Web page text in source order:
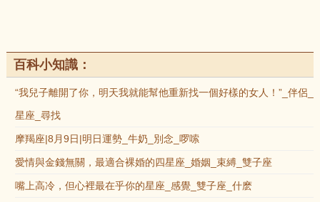
百科小知識：
“我兒子離開了你，明天我就能幫他重新找一個好樣的女人！”_伴侶_
星座_尋找
摩羯座|8月9日|明日運勢_牛奶_別念_啰嗦
愛情與金錢無關，最適合裸婚的四星座_婚姻_束縛_雙子座
嘴上高冷，但心裡最在乎你的星座_感覺_雙子座_什麽